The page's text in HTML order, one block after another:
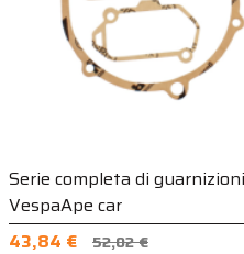
Serie completa di
VespaApe car
43,84 €
52,02 €